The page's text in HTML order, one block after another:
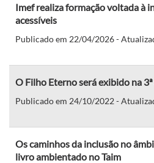
Imef realiza formação voltada à
acessíveis
Publicado em 22/04/2026 -
O Filho Eterno será exibido na
Publicado em 24/10/2022 -
Os caminhos da inclusão no
livro ambientado no Taim